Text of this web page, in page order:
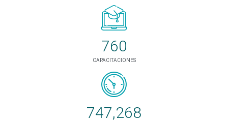
CAPACITACIONES
760
747,268